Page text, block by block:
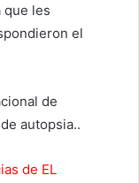
que les
el
de
autopsia..
de EL